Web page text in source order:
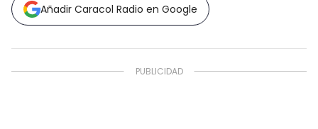
Añadir Caracol Radio en Google